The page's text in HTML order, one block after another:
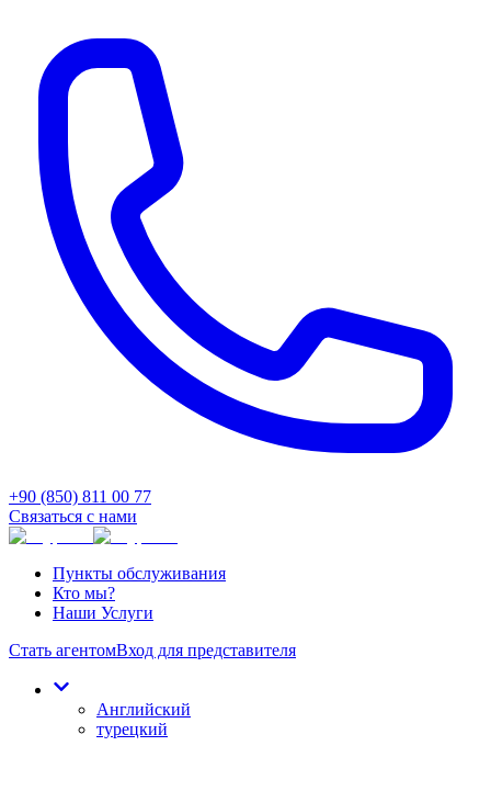
+90 (850) 811 00 77
Связаться с нами
Пункты обслуживания
Кто мы?
Наши Услуги
Стать агентомВход для представителя
Английский
турецкий